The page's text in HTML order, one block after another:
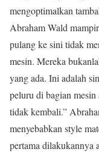
mengoptimalkan
Abraham Wald
pulang ke sini tidak
mesin. Mereka
yang ada. Ini adalah
peluru di bagian mesin
tidak kembali.”
menyebabkan style
pertama dilakukannya